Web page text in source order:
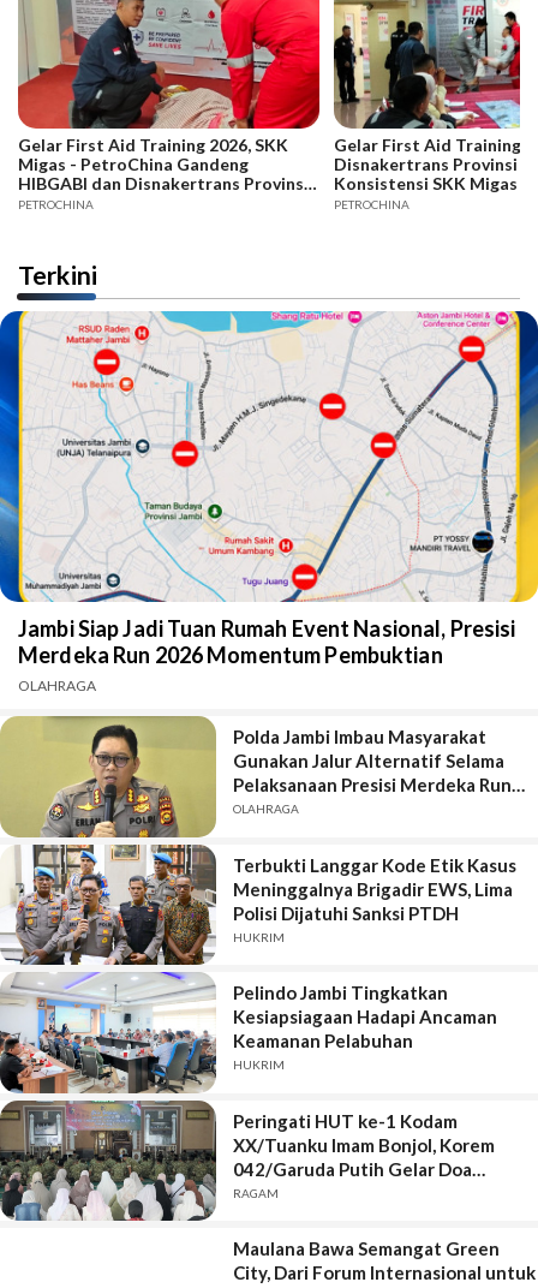
Gelar First Aid Training 2026, SKK
Migas - PetroChina Gandeng
HIBGABI dan Disnakertrans Provinsi
Jambi
PETROCHINA
Gelar First Aid Training
Disnakertrans Provinsi
Konsistensi SKK Migas -
PETROCHINA
Terkini
Jambi Siap Jadi Tuan Rumah Event Nasional, Presisi
Merdeka Run 2026 Momentum Pembuktian
OLAHRAGA
Polda Jambi Imbau Masyarakat
Gunakan Jalur Alternatif Selama
Pelaksanaan Presisi Merdeka Run
2026
OLAHRAGA
Terbukti Langgar Kode Etik Kasus
Meninggalnya Brigadir EWS, Lima
Polisi Dijatuhi Sanksi PTDH
HUKRIM
Pelindo Jambi Tingkatkan
Kesiapsiagaan Hadapi Ancaman
Keamanan Pelabuhan
HUKRIM
Peringati HUT ke-1 Kodam
XX/Tuanku Imam Bonjol, Korem
042/Garuda Putih Gelar Doa
Bersama
RAGAM
Maulana Bawa Semangat Green
City, Dari Forum Internasional untuk